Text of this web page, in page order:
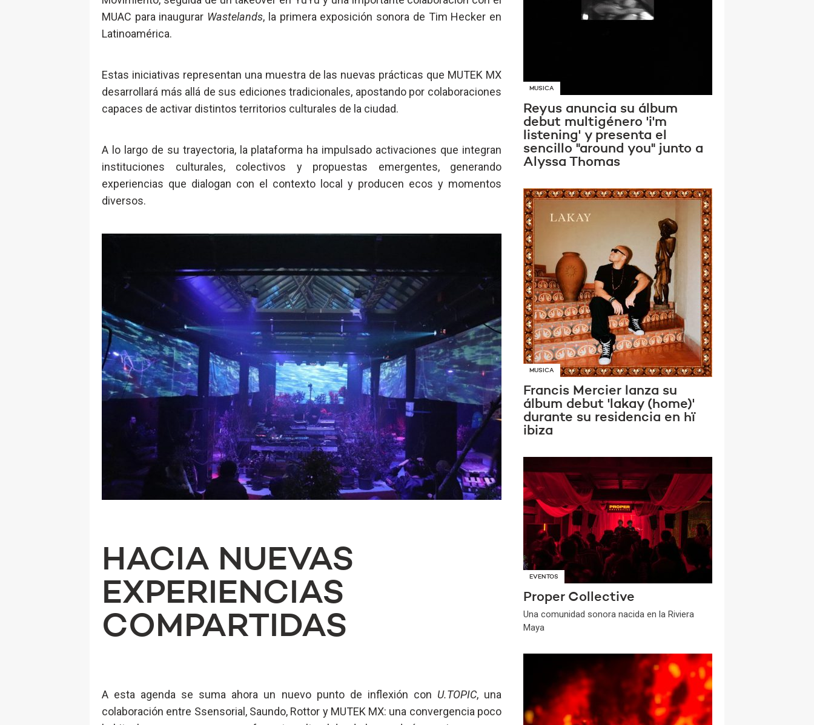
MUAC para inaugurar Wastelands, la primera exposición sonora de Tim Hecker en
Latinoamérica.
Estas iniciativas representan una muestra de las nuevas prácticas que MUTEK MX
desarrollará más allá de sus ediciones tradicionales, apostando por colaboraciones
capaces de activar distintos territorios culturales de la ciudad.
A lo largo de su trayectoria, la plataforma ha impulsado activaciones que integran
instituciones culturales, colectivos y propuestas emergentes, generando
experiencias que dialogan con el contexto local y producen ecos y momentos
diversos.
HACIA NUEVAS
EXPERIENCIAS
COMPARTIDAS
A esta agenda se suma ahora un nuevo punto de inflexión con U.TOPIC, una
colaboración entre Ssensorial, Saundo, Rottor y MUTEK MX: una convergencia poco
MUSICA
Reyus anuncia su álbum
debut multigénero 'i'm
listening' y presenta el
sencillo "around you" junto a
Alyssa Thomas
MUSICA
Francis Mercier lanza su
álbum debut 'lakay (home)'
durante su residencia en hï
ibiza
EVENTOS
Proper Collective
Una comunidad sonora nacida en la Riviera
Maya